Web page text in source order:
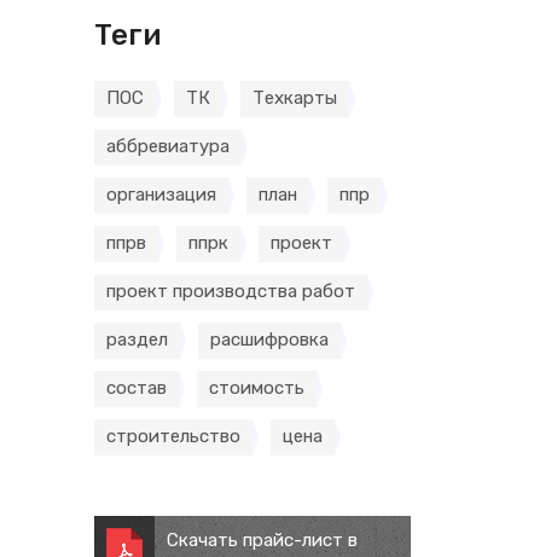
Теги
ПОС ТК Техкарты
аббревиатура
организация план ппр
ппрв ппрк проект
проект производства работ
раздел расшифровка
состав стоимость
строительство цена
Скачать прайс-лист в